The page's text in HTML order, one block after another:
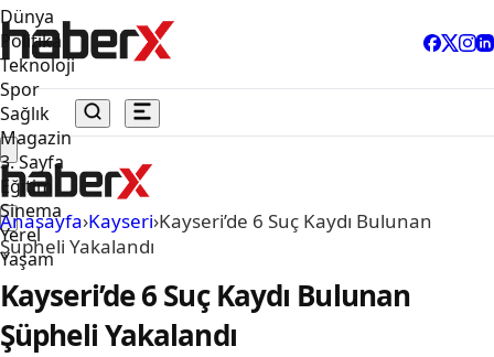
Dünya
Politika
Teknoloji
Spor
Sağlık
Magazin
3. Sayfa
Eğitim
Sinema
Yerel
Yaşam
Anasayfa›Kayseri›Kayseri’de 6 Suç Kaydı Bulunan
Şüpheli Yakalandı
Kayseri’de 6 Suç Kaydı Bulunan
Şüpheli Yakalandı